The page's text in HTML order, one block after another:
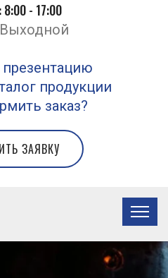
- 17:00
презентацию
продукции
заказ?
ЗАЯВКУ